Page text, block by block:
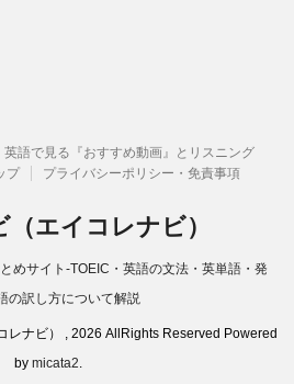
英語で見る『おすすめ動画』とリスニング
プ プライバシーポリシー・免責事項
エイコレナビ）
めサイト-TOEIC・英語の文法・英単語・発
の訳し方について解説
レナビ） , 2026 AllRights Reserved Powered
by micata2.